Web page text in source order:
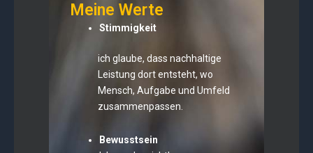
Meine Werte
Stimmigkeit
ich glaube, dass nachhaltige
Leistung dort entsteht, wo
Mensch, Aufgabe und Umfeld
zusammenpassen.
Bewusstsein